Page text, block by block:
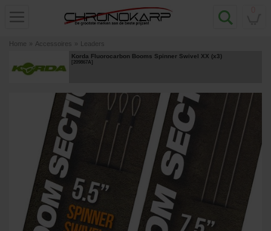
Home » Accessoires » Leaders
Korda Fluorocarbon Booms Spinner Swivel XX (x3)
[209867A]